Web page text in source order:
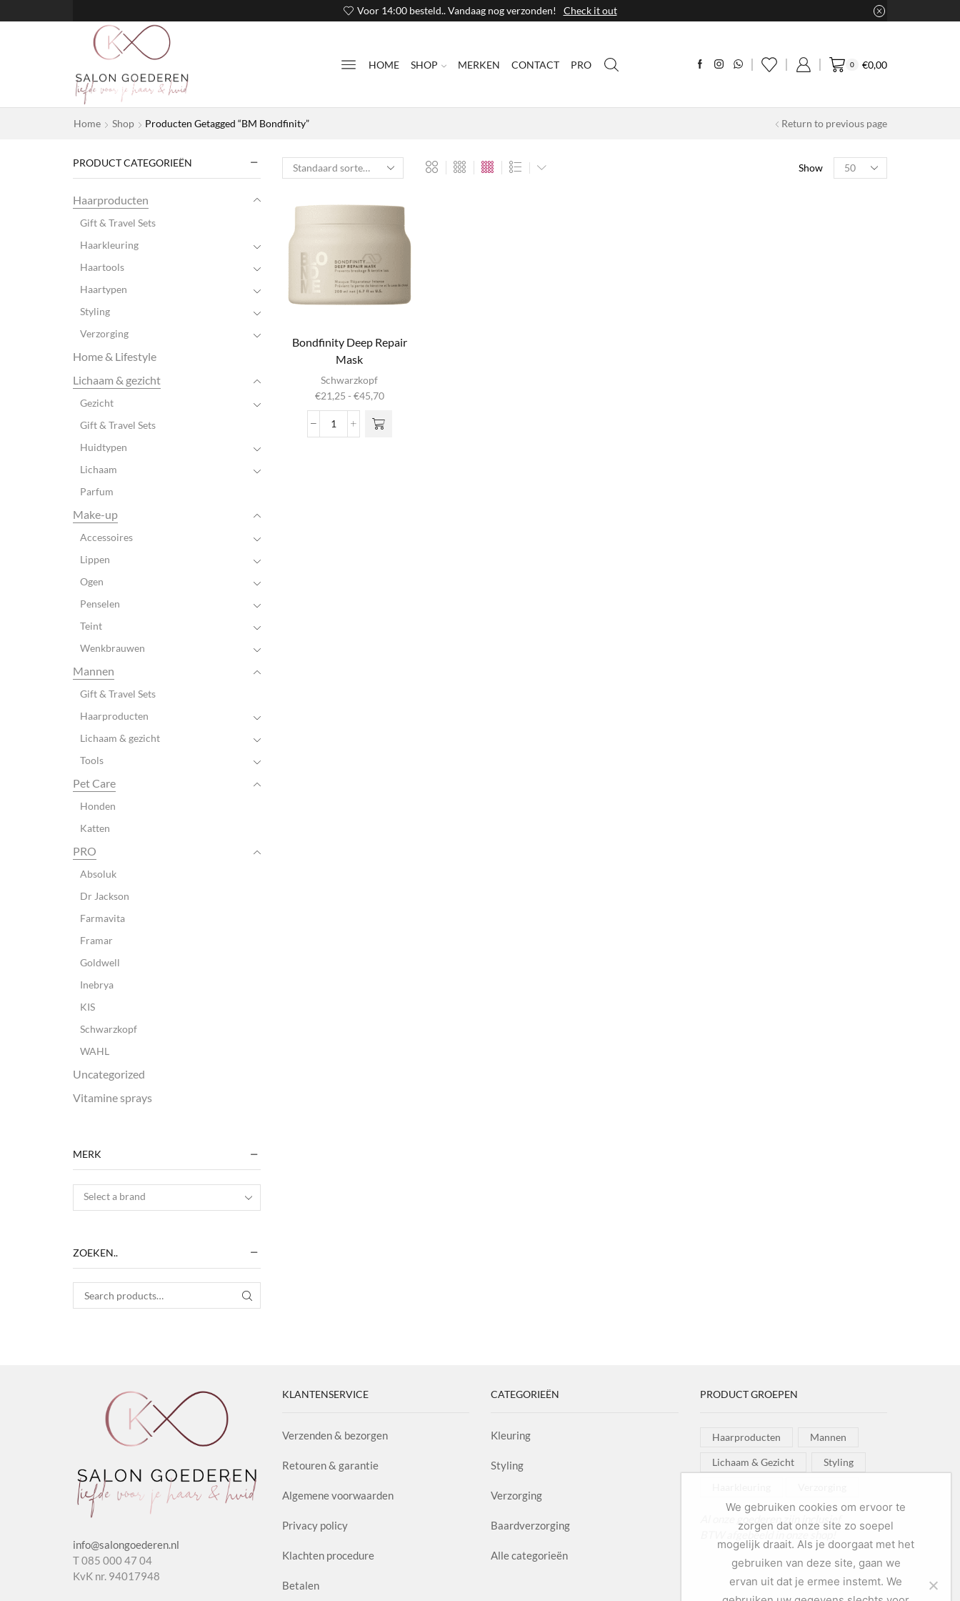
Voor 14:00 besteld.. Vandaag nog verzonden! Check it out
HOME SHOP MERKEN CONTACT PRO 0 €0,00
Home Shop Producten Getagged “BM Bondfinity” Return to previous page
Show
Products
per
Bondfinity Deep Repair
Mask
Schwarzkopf
€21,25 - €45,70Prijsklasse:
tot
Bondfinity
heeft
meerdere
optie kan
PRODUCT CATEGORIEËN
Haarproducten
Gift & Travel Sets
Haarkleuring
Haartools
Haartypen
Styling
Verzorging
Home & Lifestyle
Lichaam & gezicht
Gezicht
Gift & Travel Sets
Huidtypen
Lichaam
Parfum
Make-up
Accessoires
Lippen
Ogen
Penselen
Teint
Wenkbrauwen
Mannen
Gift & Travel Sets
Haarproducten
Lichaam & gezicht
Tools
Pet Care
Honden
Katten
PRO
Absoluk
Dr Jackson
Farmavita
Framar
Goldwell
Inebrya
KIS
Schwarzkopf
WAHL
Uncategorized
Vitamine sprays
MERK
Select a brand
ZOEKEN..
Search for: SEARCH
info@salongoederen.nl
T 085 000 47 04
KvK nr. 94017948
KLANTENSERVICE
Verzenden & bezorgen
Retouren & garantie
Algemene voorwaarden
Privacy policy
Klachten procedure
Betalen
CATEGORIEËN
Kleuring
Styling
Verzorging
Baardverzorging
Alle categorieën
PRODUCT GROEPEN
Haarproducten Mannen
Lichaam & Gezicht Styling
Al onze goederen zijn inclusief
BTW afgebeeld in onze shop!
We gebruiken cookies om ervoor te
zorgen dat onze site zo soepel
mogelijk draait. Als je doorgaat met het
gebruiken van deze site, gaan we
ervan uit dat je ermee instemt. We